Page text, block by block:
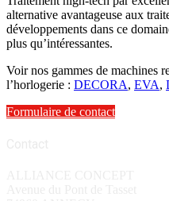
alternative avantageuse aux
développements dans ce
plus qu’intéressantes.
Voir nos gammes de machines
l’horlogerie : DECORA, EVA,
Formulaire de contact